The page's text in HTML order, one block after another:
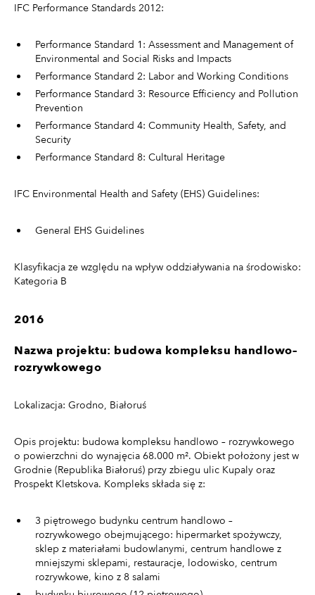
IFC Performance Standards 2012:
Performance Standard 1: Assessment and Management of
Environmental and Social Risks and Impacts
Performance Standard 2: Labor and Working Conditions
Performance Standard 3: Resource Efficiency and Pollution
Prevention
Performance Standard 4: Community Health, Safety, and
Security
Performance Standard 8: Cultural Heritage
IFC Environmental Health and Safety (EHS) Guidelines:
General EHS Guidelines
Klasyfikacja ze względu na wpływ oddziaływania na środowisko:
Kategoria B
2016
Nazwa projektu: budowa kompleksu handlowo–
rozrywkowego
Lokalizacja: Grodno, Białoruś
Opis projektu: budowa kompleksu handlowo – rozrywkowego
o powierzchni do wynajęcia 68.000 m². Obiekt położony jest w
Grodnie (Republika Białoruś) przy zbiegu ulic Kupaly oraz
Prospekt Kletskova. Kompleks składa się z:
3 piętrowego budynku centrum handlowo –
rozrywkowego obejmującego: hipermarket spożywczy,
sklep z materiałami budowlanymi, centrum handlowe z
mniejszymi sklepami, restauracje, lodowisko, centrum
rozrywkowe, kino z 8 salami